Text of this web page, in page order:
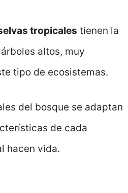
tropicales tienen la
altos, muy
tipo de ecosistemas.
del bosque se adaptan
de cada
hacen vida.